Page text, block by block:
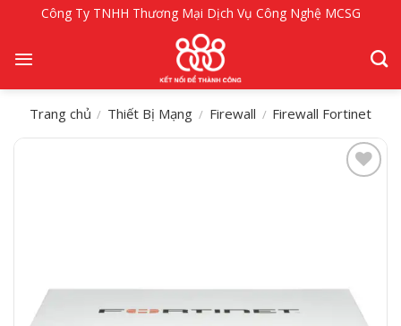
nội
Công Ty TNHH Thương Mại Dịch Vụ Công Nghệ MCSG
Trang chủ / Thiết Bị Mạng / Firewall / Firewall Fortinet